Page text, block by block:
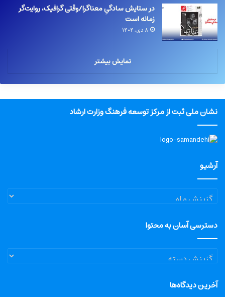
در ستایش سادگیِ معناگرا/وقتی گرافیک، روایت‌گر
زمانه است
۸ دی, ۱۴۰۴
نمایش بیشتر
نشان ملی ثبت از مرکز توسعه فرهنگ وزارت ارشاد
آرشیو
آرشیو
دسترسی آسان به محتوا
دسترسی
آسان
محتوا
آخرین دیدگاه‌ها